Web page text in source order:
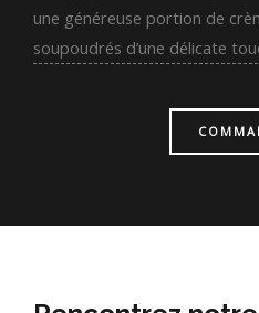
une généreuse portion de
soupoudrés d’une délicate